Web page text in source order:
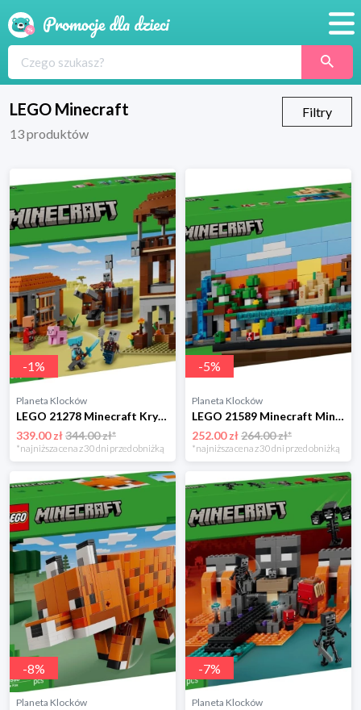
Blog
Wyprawka
LEGO Minecraft
Filtry
13produktów
-1%
Planeta Klocków
LEGO 21278 Minecraft Kryjówka rozbójników i dewastatorów Lego
339.00 zł344.00 zł*
*najniższa cena z 30 dni przed obniżką
-5%
Planeta Klocków
LEGO 21589 Minecraft Minibiomy Lego
252.00 zł264.00 zł*
*najniższa cena z 30 dni przed obniżką
-8%
Planeta Klocków
-7%
Planeta Klocków